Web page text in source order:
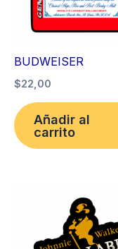
BUDWEISER
$22,00
Añadir al
carrito